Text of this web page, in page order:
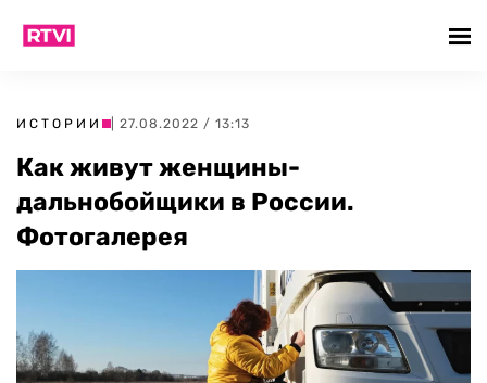
ИСТОРИИ | 27.08.2022 / 13:13
Как живут женщины-
дальнобойщики в России.
Фотогалерея